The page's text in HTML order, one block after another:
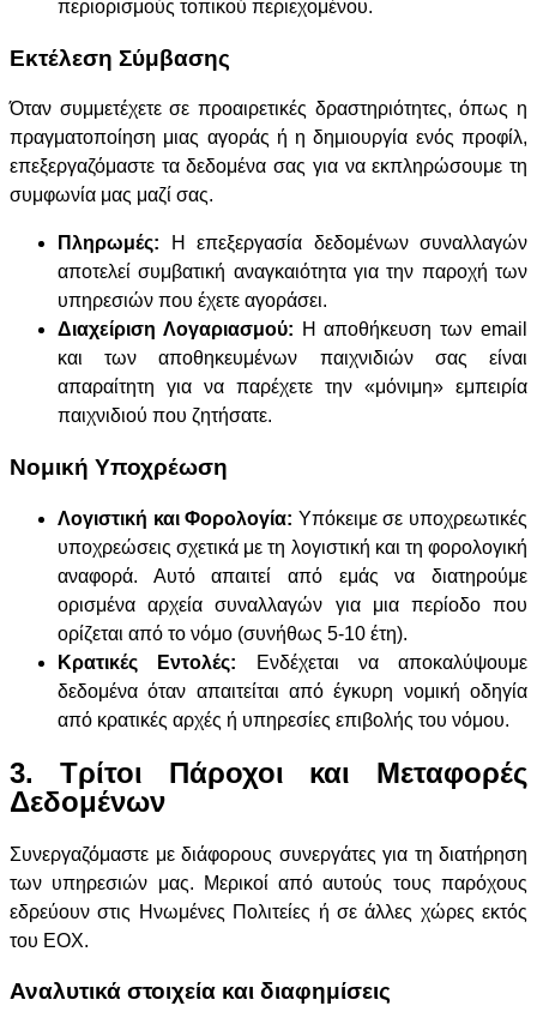
περιορισμούς τοπικού περιεχομένου.
Εκτέλεση Σύμβασης
Όταν συμμετέχετε σε προαιρετικές δραστηριότητες, όπως η
πραγματοποίηση μιας αγοράς ή η δημιουργία ενός προφίλ,
επεξεργαζόμαστε τα δεδομένα σας για να εκπληρώσουμε τη
συμφωνία μας μαζί σας.
Πληρωμές: Η επεξεργασία δεδομένων συναλλαγών
αποτελεί συμβατική αναγκαιότητα για την παροχή των
υπηρεσιών που έχετε αγοράσει.
Διαχείριση Λογαριασμού: Η αποθήκευση των email
και των αποθηκευμένων παιχνιδιών σας είναι
απαραίτητη για να παρέχετε την «μόνιμη» εμπειρία
παιχνιδιού που ζητήσατε.
Νομική Υποχρέωση
Λογιστική και Φορολογία: Υπόκειμε σε υποχρεωτικές
υποχρεώσεις σχετικά με τη λογιστική και τη φορολογική
αναφορά. Αυτό απαιτεί από εμάς να διατηρούμε
ορισμένα αρχεία συναλλαγών για μια περίοδο που
ορίζεται από το νόμο (συνήθως 5-10 έτη).
Κρατικές Εντολές: Ενδέχεται να αποκαλύψουμε
δεδομένα όταν απαιτείται από έγκυρη νομική οδηγία
από κρατικές αρχές ή υπηρεσίες επιβολής του νόμου.
3. Τρίτοι Πάροχοι και Μεταφορές
Δεδομένων
Συνεργαζόμαστε με διάφορους συνεργάτες για τη διατήρηση
των υπηρεσιών μας. Μερικοί από αυτούς τους παρόχους
εδρεύουν στις Ηνωμένες Πολιτείες ή σε άλλες χώρες εκτός
του ΕΟΧ.
Αναλυτικά στοιχεία και διαφημίσεις